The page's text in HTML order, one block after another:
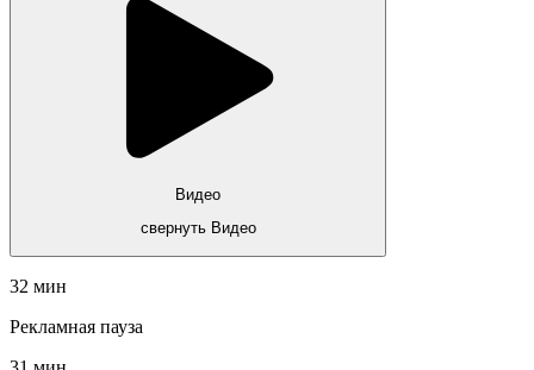
Видео
свернуть Видео
32 мин
Рекламная пауза